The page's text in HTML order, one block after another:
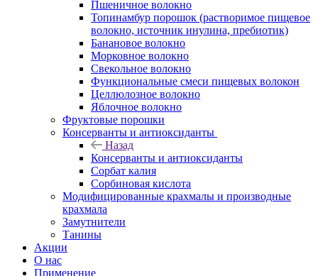
Пшеничное волокно
Топинамбур порошок (растворимое пищевое
волокно, источник инулина, пребиотик)
Банановое волокно
Морковное волокно
Свекольное волокно
Функциональные смеси пищевых волокон
Целлюлозное волокно
Яблочное волокно
Фруктовые порошки
Консерванты и антиоксиданты
Назад
Консерванты и антиоксиданты
Сорбат калия
Сорбиновая кислота
Модифицированные крахмалы и производные
крахмала
Замутнители
Танины
Акции
О нас
Применение